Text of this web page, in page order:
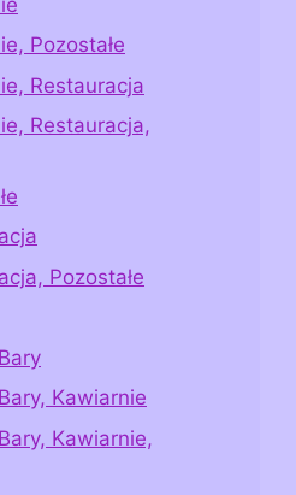
Pozostałe
Restauracja
Restauracja,
Pozostałe
Kawiarnie
Kawiarnie,